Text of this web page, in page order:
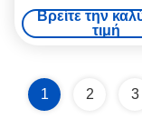
Manual
Dampers and
Βρείτε την
τιμή
1 2 3